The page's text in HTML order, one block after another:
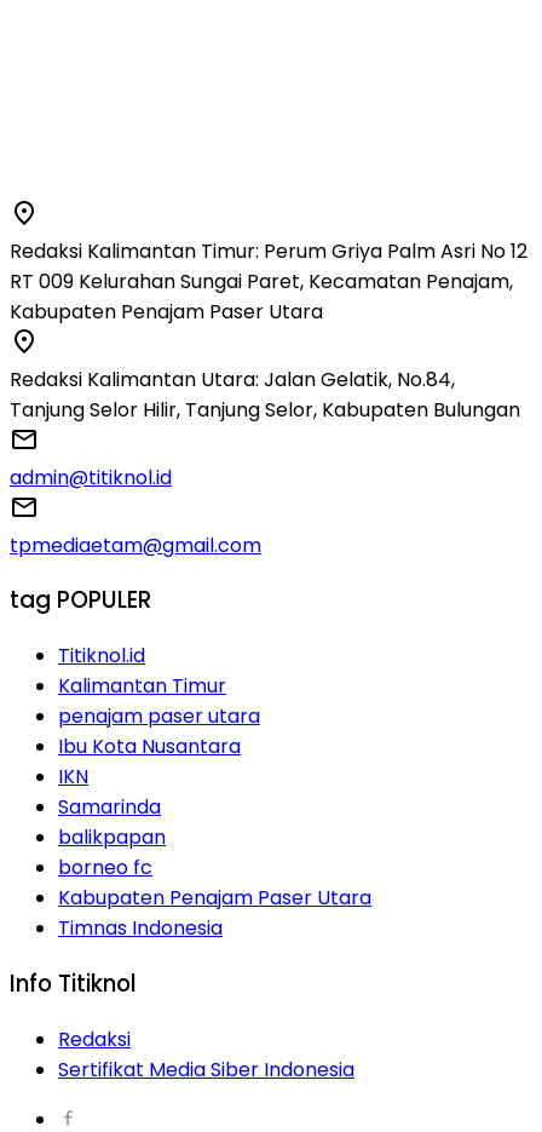
Redaksi Kalimantan Timur: Perum Griya Palm Asri No 12
RT 009 Kelurahan Sungai Paret, Kecamatan Penajam,
Kabupaten Penajam Paser Utara
Redaksi Kalimantan Utara: Jalan Gelatik, No.84,
Tanjung Selor Hilir, Tanjung Selor, Kabupaten Bulungan
admin@titiknol.id
tpmediaetam@gmail.com
tag POPULER
Titiknol.id
Kalimantan Timur
penajam paser utara
Ibu Kota Nusantara
IKN
Samarinda
balikpapan
borneo fc
Kabupaten Penajam Paser Utara
Timnas Indonesia
Info Titiknol
Redaksi
Sertifikat Media Siber Indonesia